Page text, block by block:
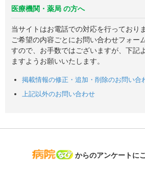
医療機関・薬局 の方へ
当サイトはお電話での対応を行っており
ご希望の内容ごとにお問い合わせフォー
すので、お手数ではございますが、下記
ますようお願いいたします。
掲載情報の修正・追加・削除のお問い合
上記以外のお問い合わせ
病院なび
からのアンケートに